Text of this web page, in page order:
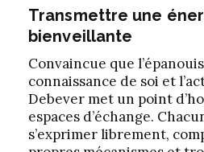
Transmettre une
bienveillante
Convaincue que
connaissance de soi et
Debever met un point
espaces d’échange.
s’exprimer librement,